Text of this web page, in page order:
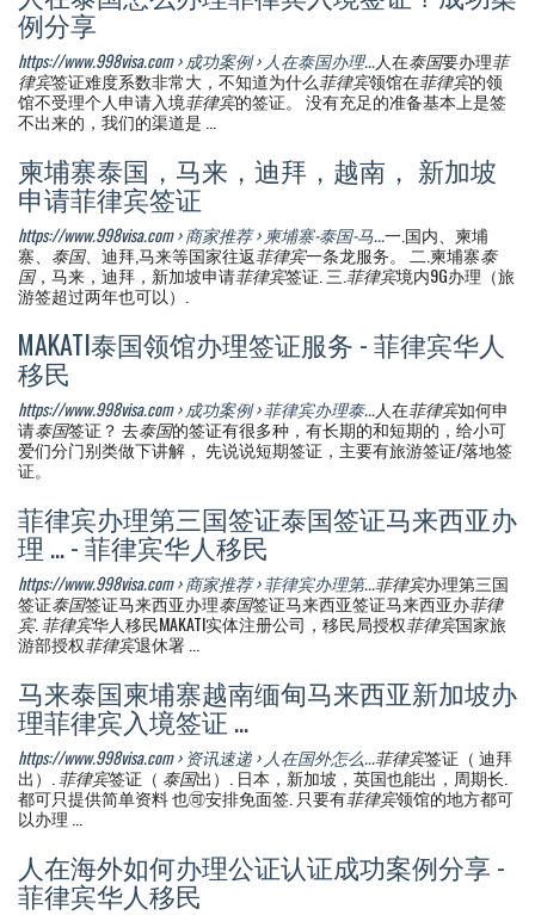
例分享
https://www.998visa.com › 成功案例 › 人在泰国办理...人在泰国要办理菲
律宾签证难度系数非常大，不知道为什么菲律宾领馆在菲律宾的领
馆不受理个人申请入境菲律宾的签证。 没有充足的准备基本上是签
不出来的，我们的渠道是 ...
柬埔寨泰国，马来，迪拜，越南， 新加坡
申请菲律宾签证
https://www.998visa.com › 商家推荐 › 柬埔寨-泰国-马...一.国内、柬埔
寨、 泰国、迪拜,马来等国家往返菲律宾一条龙服务。 二.柬埔寨泰
国，马来，迪拜，新加坡申请菲律宾签证. 三.菲律宾境内9G办理（旅
游签超过两年也可以）.
MAKATI泰国领馆办理签证服务 - 菲律宾华人
移民
https://www.998visa.com › 成功案例 › 菲律宾办理泰...人在菲律宾如何申
请泰国签证？ 去泰国的签证有很多种，有长期的和短期的，给小可
爱们分门别类做下讲解， 先说说短期签证，主要有旅游签证/落地签
证。
菲律宾办理第三国签证泰国签证马来西亚办
理 ... - 菲律宾华人移民
https://www.998visa.com › 商家推荐 › 菲律宾办理第...菲律宾办理第三国
签证泰国签证马来西亚办理泰国签证马来西亚签证马来西亚办菲律
宾. 菲律宾华人移民MAKATI实体注册公司，移民局授权菲律宾国家旅
游部授权菲律宾退休署 ...
马来泰国柬埔寨越南缅甸马来西亚新加坡办
理菲律宾入境签证 ...
https://www.998visa.com › 资讯速递 › 人在国外怎么...菲律宾签证（ 迪拜
出）. 菲律宾签证（ 泰国出）. 日本，新加坡，英国也能出，周期长.
都可只提供简单资料 也🉑️安排免面签. 只要有菲律宾领馆的地方都可
以办理 ...
人在海外如何办理公证认证成功案例分享 -
菲律宾华人移民